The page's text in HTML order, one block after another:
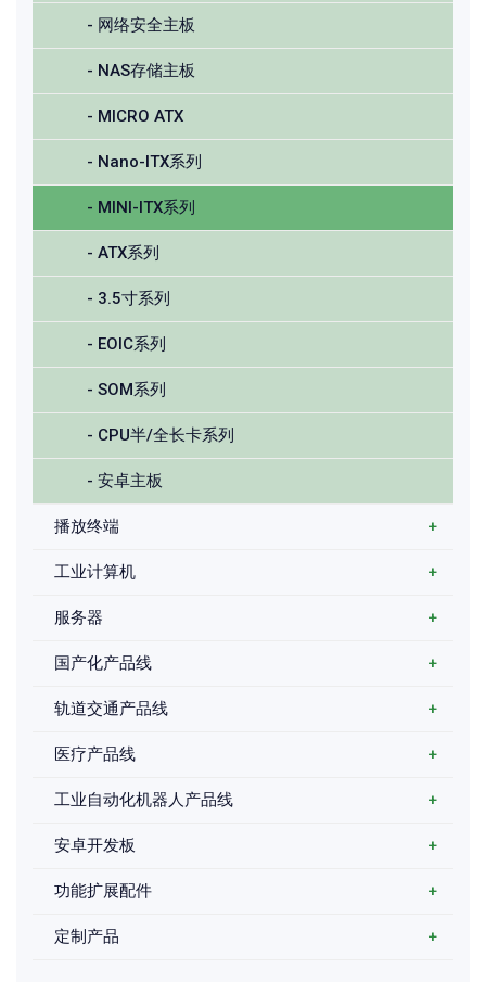
- 网络安全主板
- NAS存储主板
- MICRO ATX
- Nano-ITX系列
- MINI-ITX系列
- ATX系列
- 3.5寸系列
- EOIC系列
- SOM系列
- CPU半/全长卡系列
- 安卓主板
播放终端 +
工业计算机 +
服务器 +
国产化产品线 +
轨道交通产品线 +
医疗产品线 +
工业自动化机器人产品线 +
安卓开发板 +
功能扩展配件 +
定制产品 +